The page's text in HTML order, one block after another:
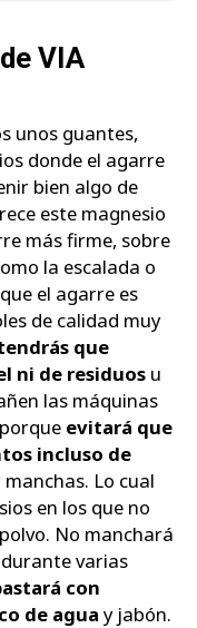
VIA
unos guantes,
donde el agarre
bien algo de
este magnesio
más firme, sobre
la escalada o
el agarre es
de calidad muy
que
ni de residuos u
las máquinas
evitará que
incluso de
Lo cual
en los que no
No manchará
varias
con
de agua y jabón.